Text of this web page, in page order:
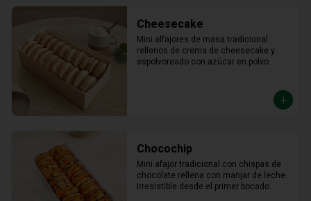
Cheesecake
Mini alfajores de masa tradicional
rellenos de crema de cheesecake y
espolvoreado con azúcar en polvo.
Chocochip
Mini afajor tradicional con chispas de
chocolate rellena con manjar de leche.
Irresistible desde el primer bocado.